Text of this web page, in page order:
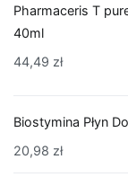
Pharmaceris T
40ml
44,49 zł
Biostymina Płyn
20,98 zł